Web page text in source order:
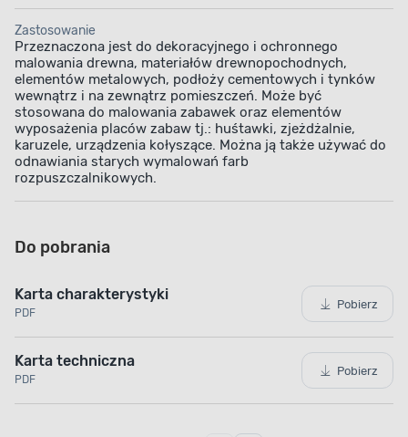
Zastosowanie
Przeznaczona jest do dekoracyjnego i ochronnego
malowania drewna, materiałów drewnopochodnych,
elementów metalowych, podłoży cementowych i tynków
wewnątrz i na zewnątrz pomieszczeń. Może być
stosowana do malowania zabawek oraz elementów
wyposażenia placów zabaw tj.: huśtawki, zjeżdżalnie,
karuzele, urządzenia kołyszące. Można ją także używać do
odnawiania starych wymalowań farb
rozpuszczalnikowych.
Do pobrania
Karta charakterystyki
PDF
Pobierz
Karta techniczna
PDF
Pobierz